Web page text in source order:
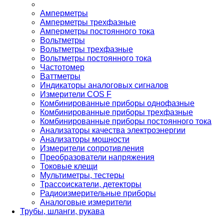
Амперметры
Амперметры трехфазные
Амперметры постоянного тока
Вольтметры
Вольтметры трехфазные
Вольтметры постоянного тока
Частотомер
Ваттметры
Индикаторы аналоговых сигналов
Измерители COS F
Комбинированные приборы однофазные
Комбинированные приборы трехфазные
Комбинированные приборы постоянного тока
Анализаторы качества электроэнергии
Анализаторы мощности
Измерители сопротивления
Преобразователи напряжения
Токовые клещи
Мультиметры, тестеры
Трассоискатели, детекторы
Радиоизмерительные приборы
Аналоговые измерители
Трубы, шланги, рукава